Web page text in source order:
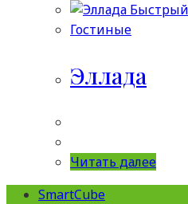
Гостиные
Эллада
Читать далее
SmartCube